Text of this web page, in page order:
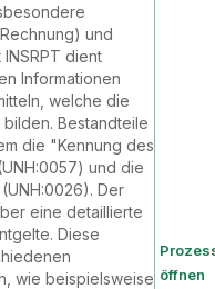
und
dient
Informationen
welche die
Bestandteile
die "Kennung des
und die
Der
eine detaillierte
Diese
wie beispielsweise öffnen